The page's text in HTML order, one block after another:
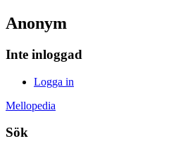
Anonym
Inte inloggad
Logga in
Mellopedia
Sök